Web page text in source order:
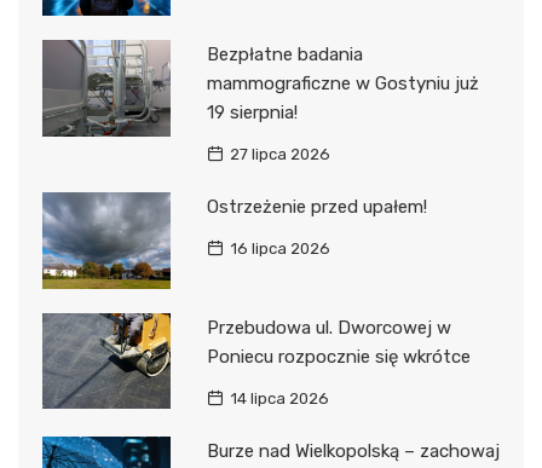
Bezpłatne badania
mammograficzne w Gostyniu już
19 sierpnia!
27 lipca 2026
Ostrzeżenie przed upałem!
16 lipca 2026
Przebudowa ul. Dworcowej w
Poniecu rozpocznie się wkrótce
14 lipca 2026
Burze nad Wielkopolską – zachowaj